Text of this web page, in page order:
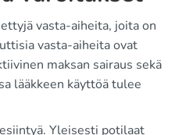
vasta-aiheita, joita on
vasta-aiheita ovat
maksan sairaus sekä
lääkkeen käyttöä tulee
Yleisesti potilaat